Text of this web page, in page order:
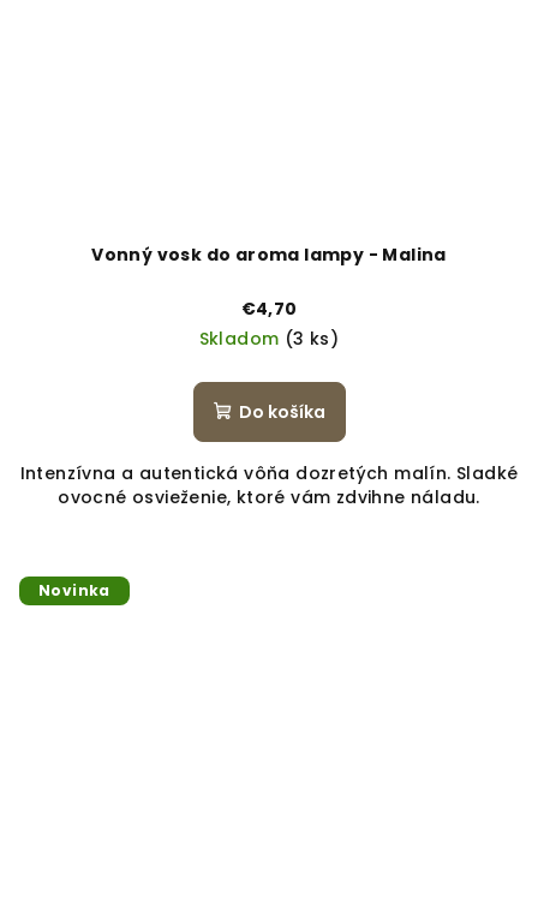
Vonný vosk do aroma lampy - Malina
€4,70
Skladom (3 ks)
Do košíka
Intenzívna a autentická vôňa dozretých malín. Sladké
ovocné osvieženie, ktoré vám zdvihne náladu.
Novinka